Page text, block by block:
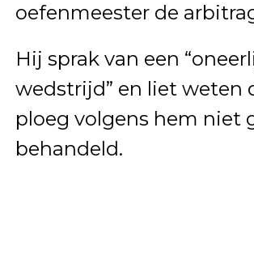
oefenmeester de
Hij sprak van een
wedstrijd” en liet weten
ploeg volgens hem niet
behandeld.